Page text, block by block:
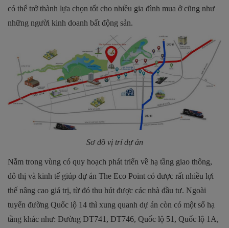
có thể trở thành lựa chọn tốt cho nhiều gia đình mua ở cũng như
những người kinh doanh bất động sản.
Sơ đồ vị trí dự án
Nằm trong vùng có quy hoạch phát triển về hạ tầng giao thông,
đô thị và kinh tế giúp dự án The Eco Point có được rất nhiều lợi
thế nâng cao giá trị, từ đó thu hút được các nhà đầu tư. Ngoài
tuyến đường Quốc lộ 14 thì xung quanh dự án còn có một số hạ
tầng khác như: Đường DT741, DT746, Quốc lộ 51, Quốc lộ 1A,